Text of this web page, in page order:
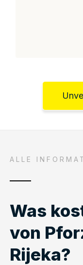
ALLE
Was
von
Rijeka?